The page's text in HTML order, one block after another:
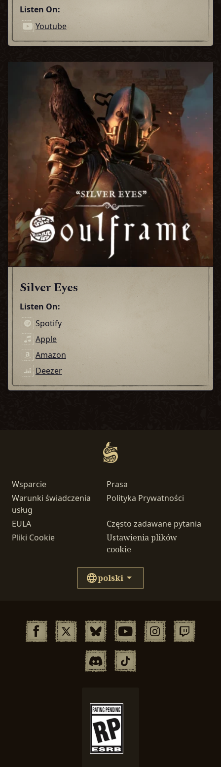
Listen On:
Youtube
Silver Eyes
Listen On:
Spotify
Apple
Amazon
Deezer
Wsparcie
Prasa
Warunki świadczenia
usług
Polityka Prywatności
EULA
Często zadawane pytania
Pliki Cookie
Ustawienia plików
cookie
polski